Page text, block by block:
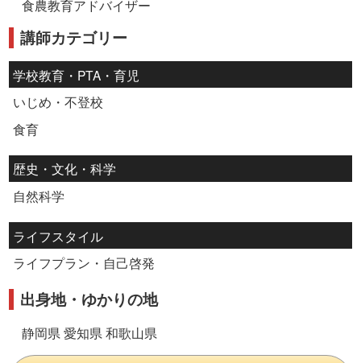
食農教育アドバイザー
講師カテゴリー
学校教育・PTA・育児
いじめ・不登校
食育
歴史・文化・科学
自然科学
ライフスタイル
ライフプラン・自己啓発
出身地・ゆかりの地
静岡県 愛知県 和歌山県